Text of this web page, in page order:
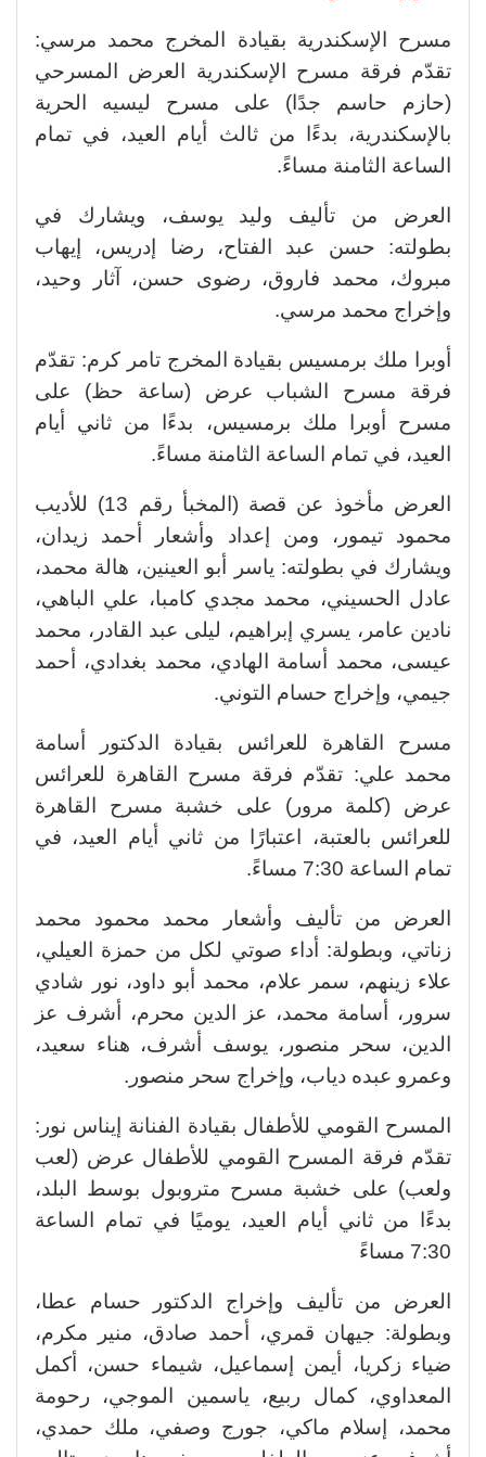
مسرح الإسكندرية بقيادة المخرج محمد مرسي:
تقدّم فرقة مسرح الإسكندرية العرض المسرحي
(حازم حاسم جدًا) على مسرح ليسيه الحرية
بالإسكندرية، بدءًا من ثالث أيام العيد، في تمام
الساعة الثامنة مساءً.
العرض من تأليف وليد يوسف، ويشارك في
بطولته: حسن عبد الفتاح، رضا إدريس، إيهاب
مبروك، محمد فاروق، رضوى حسن، آثار وحيد،
وإخراج محمد مرسي.
أوبرا ملك برمسيس بقيادة المخرج تامر كرم: تقدّم
فرقة مسرح الشباب عرض (ساعة حظ) على
مسرح أوبرا ملك برمسيس، بدءًا من ثاني أيام
العيد، في تمام الساعة الثامنة مساءً.
العرض مأخوذ عن قصة (المخبأ رقم 13) للأديب
محمود تيمور، ومن إعداد وأشعار أحمد زيدان،
ويشارك في بطولته: ياسر أبو العينين، هالة محمد،
عادل الحسيني، محمد مجدي كامبا، علي الباهي،
نادين عامر، يسري إبراهيم، ليلى عبد القادر، محمد
عيسى، محمد أسامة الهادي، محمد بغدادي، أحمد
جيمي، وإخراج حسام التوني.
مسرح القاهرة للعرائس بقيادة الدكتور أسامة
محمد علي: تقدّم فرقة مسرح القاهرة للعرائس
عرض (كلمة مرور) على خشبة مسرح القاهرة
للعرائس بالعتبة، اعتبارًا من ثاني أيام العيد، في
تمام الساعة 7:30 مساءً.
العرض من تأليف وأشعار محمد محمود محمد
زناتي، وبطولة: أداء صوتي لكل من حمزة العيلي،
علاء زينهم، سمر علام، محمد أبو داود، نور شادي
سرور، أسامة محمد، عز الدين محرم، أشرف عز
الدين، سحر منصور، يوسف أشرف، هناء سعيد،
وعمرو عبده دياب، وإخراج سحر منصور.
المسرح القومي للأطفال بقيادة الفنانة إيناس نور:
تقدّم فرقة المسرح القومي للأطفال عرض (لعب
ولعب) على خشبة مسرح متروبول بوسط البلد،
بدءًا من ثاني أيام العيد، يوميًا في تمام الساعة
7:30 مساءً
العرض من تأليف وإخراج الدكتور حسام عطا،
وبطولة: جيهان قمري، أحمد صادق، منير مكرم،
ضياء زكريا، أيمن إسماعيل، شيماء حسن، أكمل
المعداوي، كمال ربيع، ياسمين الموجي، رحومة
محمد، إسلام ماكي، جورج وصفي، ملك حمدي،